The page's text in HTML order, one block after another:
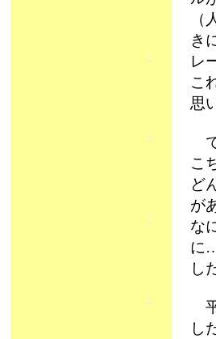
き
レ
こ
思
こ
ど
が
な
に
し
し